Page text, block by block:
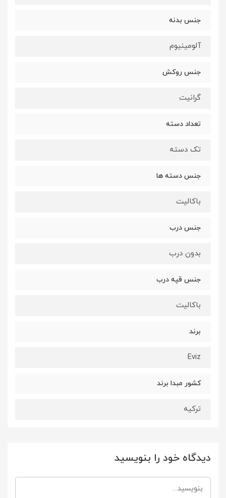
جنس بدنه
آلومینیوم
جنس روکش
گرانیت
تعداد دسته
تک دسته
جنس دسته ها
باکالیت
جنس درب
بدون درب
جنس قپه درب
باکالیت
برند
Eviz
کشور مبدا برند
ترکیه
دیدگاه خود را بنویسید